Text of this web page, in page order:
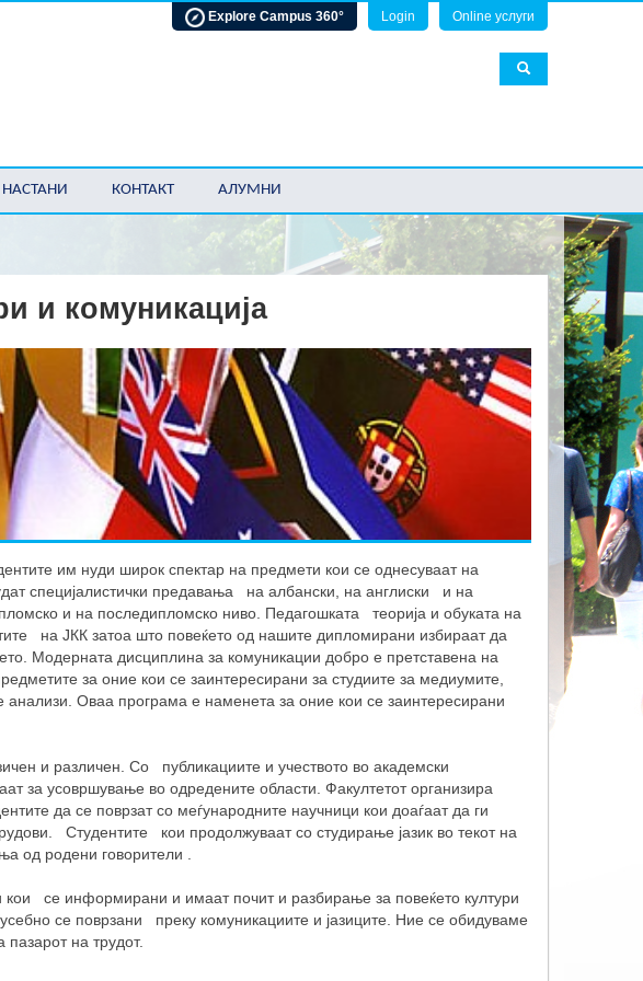
Explore Campus 360° Login Online услуги
НАСТАНИ КОНТАКТ АЛУМНИ
и комуникација
им нуди широк спектар на предмети кои се однесуваат на
специјалистички предавања на албански, на англиски и на
и на последипломско ниво. Педагошката теорија и обуката на
на ЈКК затоа што повеќето од нашите дипломирани избираат да
Модерната дисциплина за комуникации добро е претставена на
за оние кои се заинтересирани за студиите за медиумите,
анализи. Оваа програма е наменета за оние кои се заинтересирани
и различен. Со публикациите и учеството во академски
за усовршување во одредените области. Факултетот организира
да се поврзат со меѓународните научници кои доаѓаат да ги
Студентите кои продолжуваат со студирање јазик во текот на
од родени говорители .
се информирани и имаат почит и разбирање за повеќето култури
се поврзани преку комуникациите и јазиците. Ние се обидуваме
на трудот.